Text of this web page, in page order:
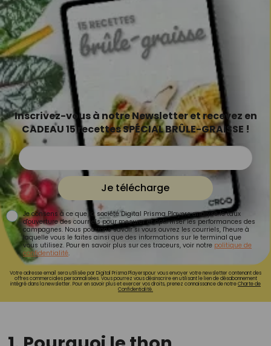
Inscrivez-vous à notre Newsletter et recevez en
CADEAU 15 recettes SPÉCIAL BRÛLE-GRAISSE !
Je télécharge
Je consens à ce que la société Digital Prisma Players analyse le taux
d'ouverture des courriels pour mesurer et optimiser les performances des
campagnes. Nous pourrons savoir si vous ouvrez les courriels, l'heure à
laquelle vous le faites ainsi que des informations sur le terminal que
vous utilisez. Pour en savoir plus sur ces traceurs, voir notre politique de
confidentialité.
Votre adresse email sera utilisée par Digital Prisma Playerspour vous envoyer votre newsletter contenant des
offres commerciales personnalisées. Vous pourrez vous désinscrire en utilisant le lien de désabonnement
intégré dans la newsletter. Pour en savoir plus et exercer vos droits, prenez connaissance de notreCharte de
Confidentialité.